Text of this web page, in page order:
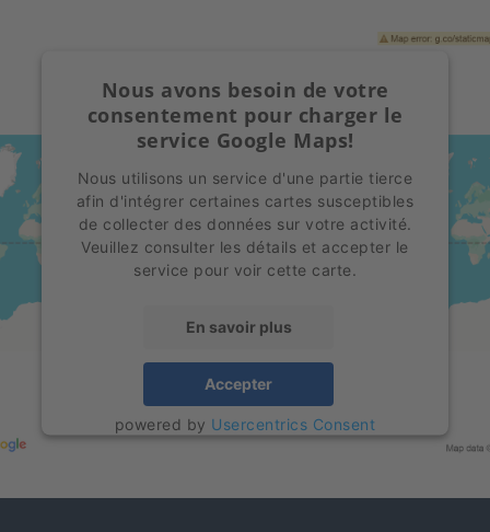
Nous avons besoin de votre
consentement pour charger le
service Google Maps!
Nous utilisons un service d'une partie tierce
afin d'intégrer certaines cartes susceptibles
de collecter des données sur votre activité.
Veuillez consulter les détails et accepter le
service pour voir cette carte.
En savoir plus
Accepter
powered by Usercentrics Consent